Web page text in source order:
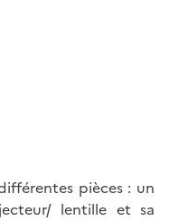
pièces : un
lentille et sa